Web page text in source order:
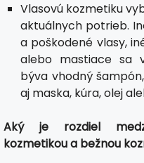
Vlasovú kozmetiku
aktuálnych potrieb.
a poškodené vlasy,
alebo mastiace sa
býva vhodný
aj maska, kúra, olej
Aký je rozdiel
kozmetikou a bežnou